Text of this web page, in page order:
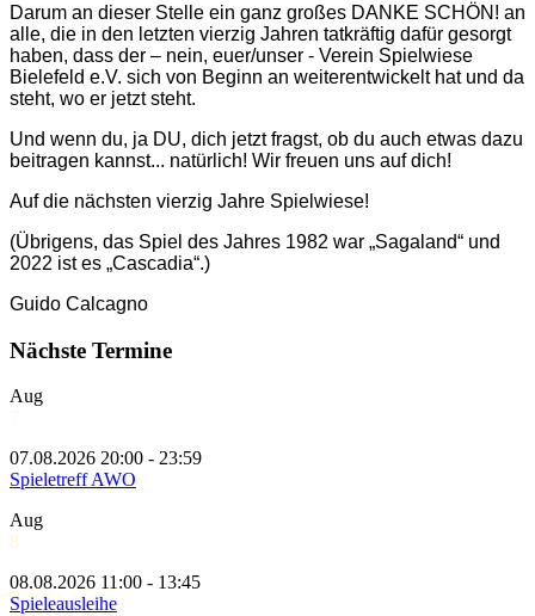
Darum an dieser Stelle ein ganz großes DANKE SCHÖN! an
alle, die in den letzten vierzig Jahren tatkräftig dafür gesorgt
haben, dass der – nein, euer/unser - Verein Spielwiese
Bielefeld e.V. sich von Beginn an weiterentwickelt hat und da
steht, wo er jetzt steht.
Und wenn du, ja DU, dich jetzt fragst, ob du auch etwas dazu
beitragen kannst... natürlich! Wir freuen uns auf dich!
Auf die nächsten vierzig Jahre Spielwiese!
(Übrigens, das Spiel des Jahres 1982 war „Sagaland“ und
2022 ist es „Cascadia“.)
Guido Calcagno
Nächste Termine
Aug
7
07.08.2026 20:00 - 23:59
Spieletreff AWO
Aug
8
08.08.2026 11:00 - 13:45
Spieleausleihe